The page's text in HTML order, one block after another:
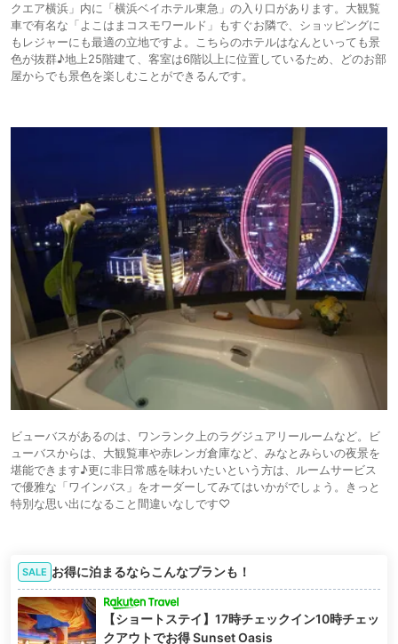
クエア横浜」内に「横浜ベイホテル東急」の入り口があります。大観覧
車で有名な「よこはまコスモワールド」もすぐお隣で、ショッピングに
もレジャーにも最適の立地ですよ。こちらのホテルはなんといっても景
色が抜群♪地上25階建て、客室は6階以上に位置しているため、どのお部
屋からでも景色を楽しむことができるんです。
ビューバスがあるのは、ワンランク上のラグジュアリールームなど。ビ
ューバスからは、大観覧車や赤レンガ倉庫など、みなとみらいの夜景を
堪能できます♪更に非日常感を味わいたいという方は、ルームサービス
で優雅な「ワインバス」をオーダーしてみてはいかがでしょう。きっと
特別な思い出になること間違いなしです♡
SALE お得に泊まるならこんなプランも！
【ショートステイ】17時チェックイン10時チェッ
クアウトでお得 Sunset Oasis